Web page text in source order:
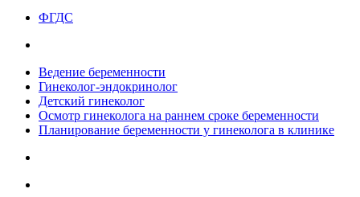
ФГДС
Ведение беременности
Гинеколог-эндокринолог
Детский гинеколог
Осмотр гинеколога на раннем сроке беременности
Планирование беременности у гинеколога в клинике